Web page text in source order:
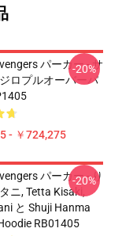
パーカー - サ
ロプルオーバーパ
- ￥724,275
-20%
パーカー - り
ニ, Tetta Kisaki,
と Shuji Hanma
RB01405
-20%